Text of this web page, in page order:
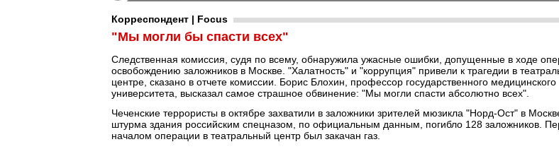
Корреспондент | Focus
"Мы могли бы спасти всех"
Следственная комиссия, судя по всему, обнаружила ужасные ошибки, допущенные в ходе
освобождению заложников в Москве. "Халатность" и "коррупция" привели к трагедии в
центре, сказано в отчете комиссии. Борис Блохин, профессор государственного медицинского
университета, высказал самое страшное обвинение: "Мы могли спасти абсолютно всех".
Чеченские террористы в октябре захватили в заложники зрителей мюзикла "Норд-Ост" в
штурма здания российским спецназом, по официальным данным, погибло 128 заложников.
началом операции в театральный центр был закачан газ.